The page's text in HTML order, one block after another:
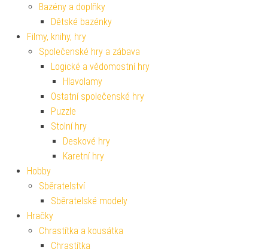
Bazény a doplňky
Dětské bazénky
Filmy, knihy, hry
Společenské hry a zábava
Logické a vědomostní hry
Hlavolamy
Ostatní společenské hry
Puzzle
Stolní hry
Deskové hry
Karetní hry
Hobby
Sběratelství
Sběratelské modely
Hračky
Chrastítka a kousátka
Chrastítka